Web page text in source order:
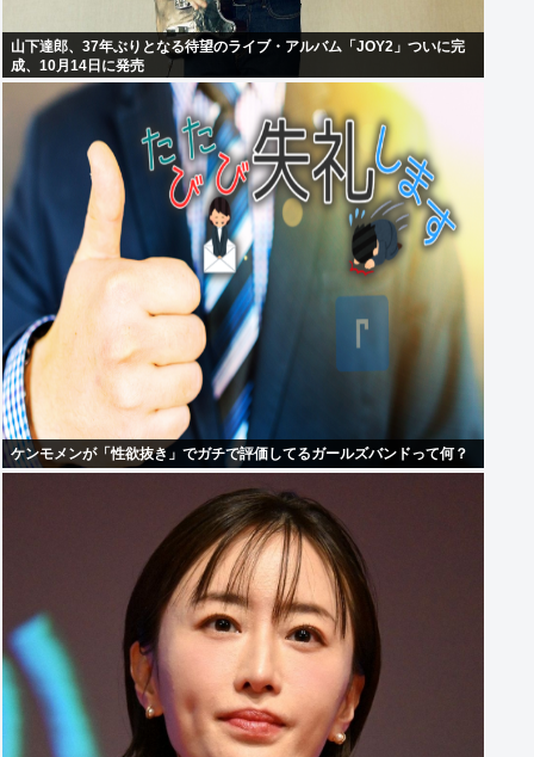
山下達郎、37年ぶりとなる待望のライブ・アルバム「JOY2」ついに完
成、10月14日に発売
ケンモメンが「性欲抜き」でガチで評価してるガールズバンドって何？